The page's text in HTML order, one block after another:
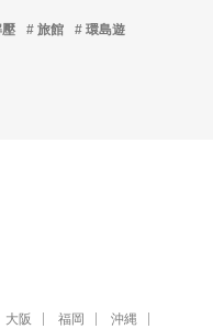
壓 旅館 環島遊
大阪 福岡 沖縄